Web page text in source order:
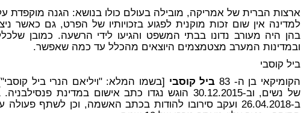
ארצות הברית של אמריקה, מובילה בעולם כולו בנושא: הגנה מוקפדת
למדינה אין שום זכות מוקנית לפגוע בזכויותיו של הפרט, גם כאשר
בהן היה מעורב נדונו בבתי המשפט והגיעו לידי הרשעה. כמובן
ובמדינות המערב מצטמצמים היוצאים מהכלל עד כמה שאפשר.
ביל קוסבי
הקומיקאי בן ה- 83
ביל קוסבי [בשמו המלא: "ויליאם הנרי ביל
של נשים, וב-30.12.2015 הוגש נגדו כתב אישום במדינת
ב-26.04.2018 ועקב סירובו להודות בכתב האשמה, וכן לשתף